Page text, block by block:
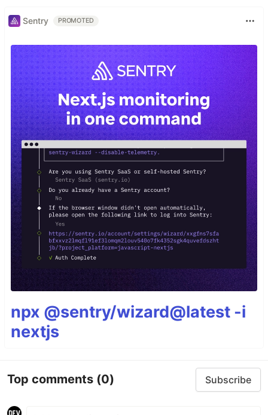
Sentry PROMOTED
npx @sentry/wizard@latest -i
nextjs
Top comments (0) Subscribe